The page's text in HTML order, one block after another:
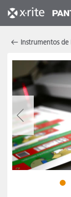
Instrumentos de
1